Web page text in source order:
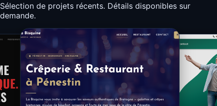
Sélection de projets récents. Détails disponibles sur
demande.